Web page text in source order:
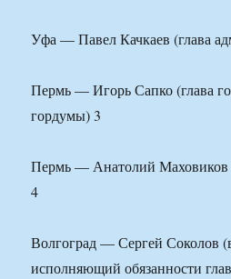
Уфа — Павел Качкаев (глава
Пермь — Игорь Сапко (глава
гордумы) 3
Пермь — Анатолий Маховиков
4
Волгоград — Сергей Соколов
исполняющий обязанности